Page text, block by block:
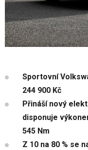
Sportovní
244 900 Kč
Přináší nový
disponuje
545 Nm
Z 10 na 80 % se